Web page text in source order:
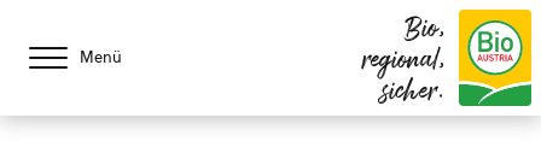
Menü
Bio,
regional,
sicher.